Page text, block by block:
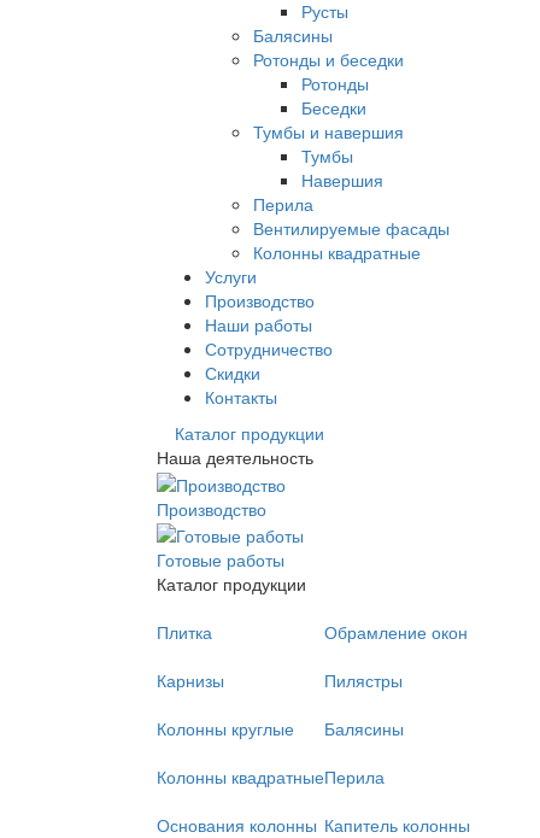
Русты
Балясины
Ротонды и беседки
Ротонды
Беседки
Тумбы и навершия
Тумбы
Навершия
Перила
Вентилируемые фасады
Колонны квадратные
Услуги
Производство
Наши работы
Сотрудничество
Скидки
Контакты
Каталог продукции
Наша деятельность
Производство
Готовые работы
Каталог продукции
Плитка
Обрамление окон
Карнизы
Пилястры
Колонны круглые
Балясины
Колонны квадратныеПерила
Основания колонны Капитель колонны